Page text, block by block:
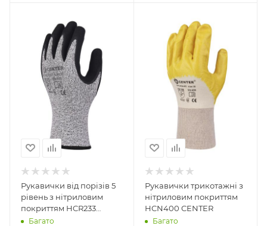
Рукавички від порізів 5
рівень з нітриловим
покриттям HCR233
CENTER
Багато
Рукавички трикотажні з
нітриловим покриттям
HCN400 CENTER
Багато